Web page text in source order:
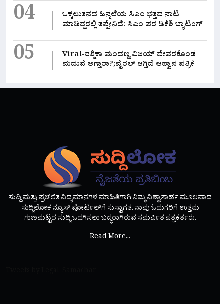
04
ಒಕ್ಕಲುತನದ ಹಿನ್ನಲೆಯ ಸಿಎಂ ಭತ್ತದ ನಾಟಿ
ಮಾಡಿದ್ದರಲ್ಲಿ‌ ತಪ್ಪೇನಿದೆ: ಸಿಎಂ ಪರ ಡಿಕೆಶಿ ಬ್ಯಾಟಿಂಗ್
05
Viral-ರಶ್ಮಿಕಾ ಮಂದಣ್ಣ ವಿಜಯ್ ದೇವರಕೊಂಡ
ಮದುವೆ ಆಗ್ತಾರಾ?;ವೈರಲ್ ಆಗ್ತಿದೆ ಆಹ್ವಾನ ಪತ್ರಿಕೆ
ಸುದ್ದಿ ಮತ್ತು ಪ್ರಚಲಿತ ವಿದ್ಯಮಾನಗಳ ಮಾಹಿತಿಗಾಗಿ ನಿಮ್ಮ ವಿಶ್ವಾಸಾರ್ಹ ಮೂಲವಾದ
ಸುದ್ದಿಲೋಕ ನ್ಯೂಸ್ ಪೋರ್ಟಲ್‌ಗೆ ಸುಸ್ವಾಗತ. ನಾವು ಓದುಗರಿಗೆ ಉತ್ತಮ
ಗುಣಮಟ್ಟದ ಸುದ್ದಿ ಒದಗಿಸಲು ಬದ್ಧರಾಗಿರುವ ಸಮರ್ಪಿತ ಪತ್ರಕರ್ತರು.
Read More...